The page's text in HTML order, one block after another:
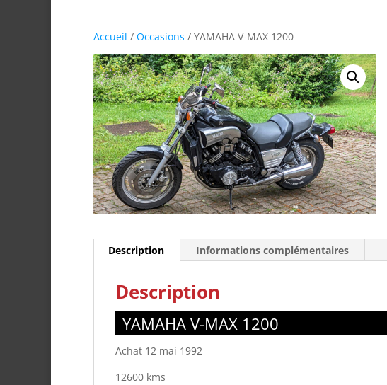
Accueil / Occasions / YAMAHA V-MAX 1200
Description Informations complémentaires
Description
YAMAHA V-MAX 1200
Achat 12 mai 1992
12600 kms